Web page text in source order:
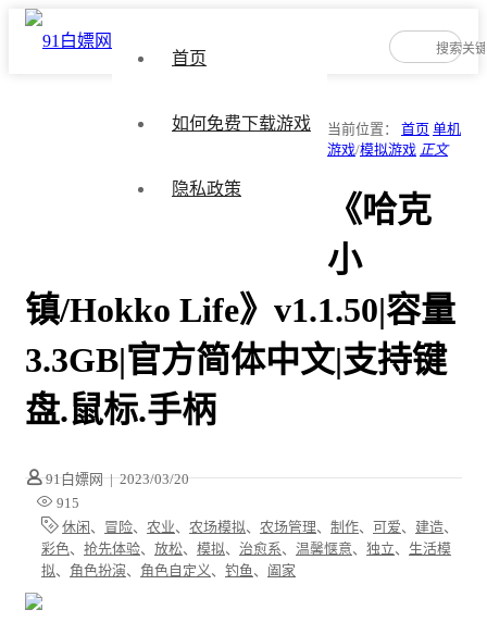
首页
如何免费下载游戏
隐私政策
当前位置： 首页 单机
游戏/模拟游戏 正文
《哈克
小
镇/Hokko Life》v1.1.50|容量
3.3GB|官方简体中文|支持键
盘.鼠标.手柄
91白嫖网 | 2023/03/20
915
休闲 、 冒险、 农业、 农场模拟、 农场管理、 制作、 可爱、 建造、
彩色、 抢先体验、 放松、 模拟、 治愈系、 温馨惬意、 独立、 生活模
拟、 角色扮演、 角色自定义 、 钓鱼 、 阖家